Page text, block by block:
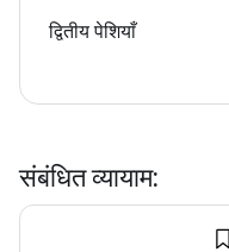
द्वितीय पेशियाँ
संबंधित व्यायाम: